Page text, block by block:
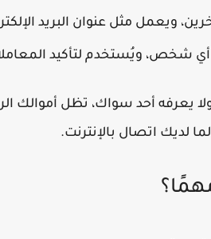
ويعمل مثل عنوان البريد
شخص، ويُستخدم لتأكيد
يعرفه أحد سواك، تظل أموالك
لديك اتصال بالإنترنت.